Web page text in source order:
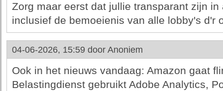
Zorg maar eerst dat jullie transparant zijn
inclusief de bemoeienis van alle lobby's d'r
04-06-2026, 15:59 door Anoniem
Ook in het nieuws vandaag: Amazon gaat
Belastingdienst gebruikt Adobe Analytics,